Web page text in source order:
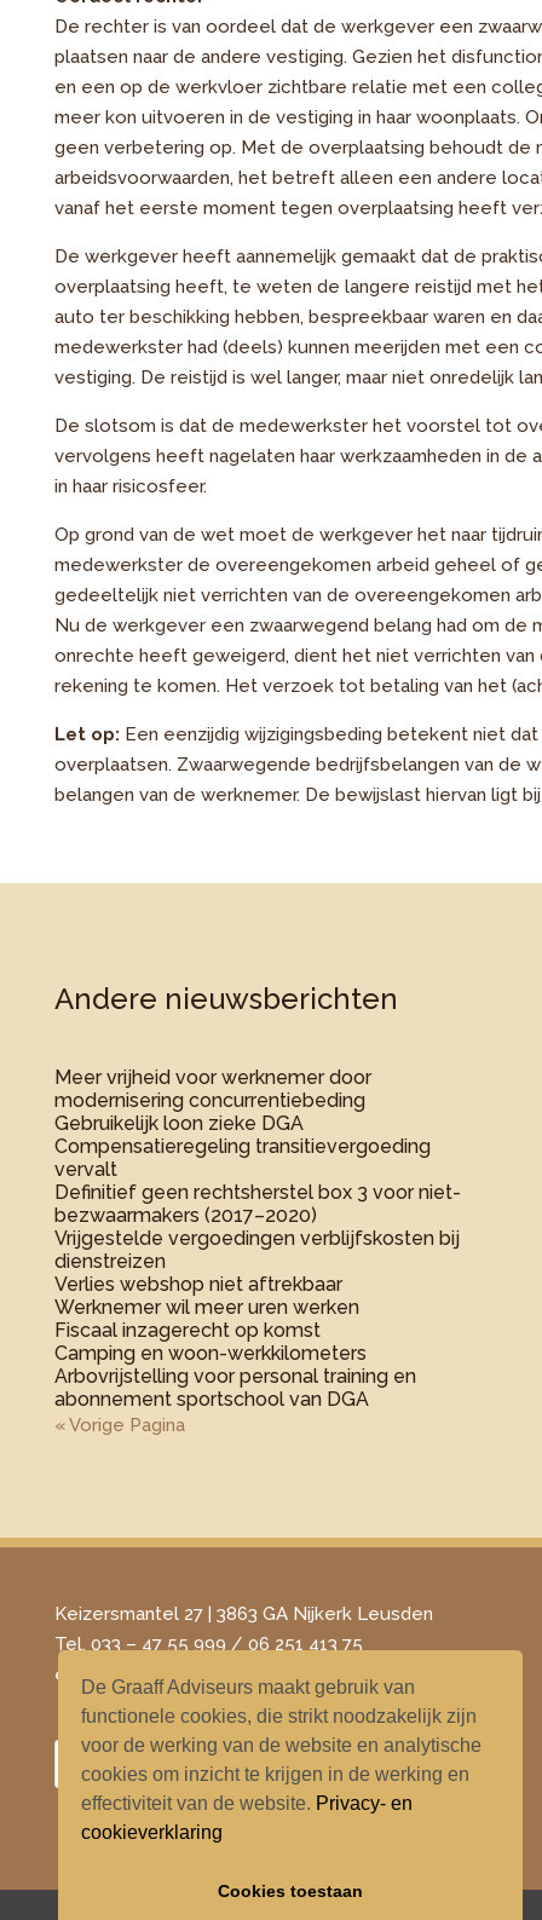
De Graaff Adviseurs maakt gebruik van
functionele cookies, die strikt noodzakelijk zijn
voor de werking van de website en analytische
cookies om inzicht te krijgen in de werking en
effectiviteit van de website. Privacy- en
cookieverklaring
Cookies toestaan
De rechter is van oordeel dat de werkgever een
plaatsen naar de andere vestiging. Gezien het
en een op de werkvloer zichtbare relatie met een
meer kon uitvoeren in de vestiging in haar woonplaats.
geen verbetering op. Met de overplaatsing behoudt
arbeidsvoorwaarden, het betreft alleen een andere
vanaf het eerste moment tegen overplaatsing heeft
De werkgever heeft aannemelijk gemaakt dat de
overplaatsing heeft, te weten de langere reistijd met
auto ter beschikking hebben, bespreekbaar waren en
medewerkster had (deels) kunnen meerijden met een
vestiging. De reistijd is wel langer, maar niet onredelijk
De slotsom is dat de medewerkster het voorstel tot
vervolgens heeft nagelaten haar werkzaamheden in
in haar risicosfeer.
Op grond van de wet moet de werkgever het naar
medewerkster de overeengekomen arbeid geheel of
gedeeltelijk niet verrichten van de overeengekomen
Nu de werkgever een zwaarwegend belang had om
onrechte heeft geweigerd, dient het niet verrichten
rekening te komen. Het verzoek tot betaling van het
Let op: Een eenzijdig wijzigingsbeding betekent niet
overplaatsen. Zwaarwegende bedrijfsbelangen van
belangen van de werknemer. De bewijslast hiervan ligt
Andere nieuwsberichten
Meer vrijheid voor werknemer door
modernisering concurrentiebeding
Gebruikelijk loon zieke DGA
Compensatieregeling transitievergoeding
vervalt
Definitief geen rechtsherstel box 3 voor niet-
bezwaarmakers (2017–2020)
Vrijgestelde vergoedingen verblijfskosten bij
dienstreizen
Verlies webshop niet aftrekbaar
Werknemer wil meer uren werken
Fiscaal inzagerecht op komst
Camping en woon-werkkilometers
Arbovrijstelling voor personal training en
abonnement sportschool van DGA
« Vorige Pagina
Keizersmantel 27 | 3863 GA Nijkerk Leusden
Tel. 033 – 47 55 999 / 06 251 413 75
​e-mail –
info@degraaffadviseurs.nl